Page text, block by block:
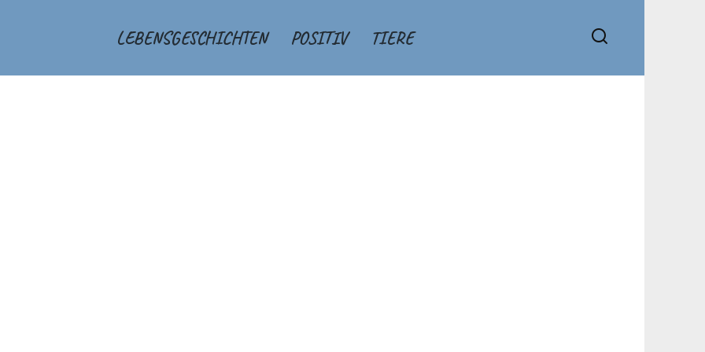
LEBENSGESCHICHTEN POSITIV TIERE